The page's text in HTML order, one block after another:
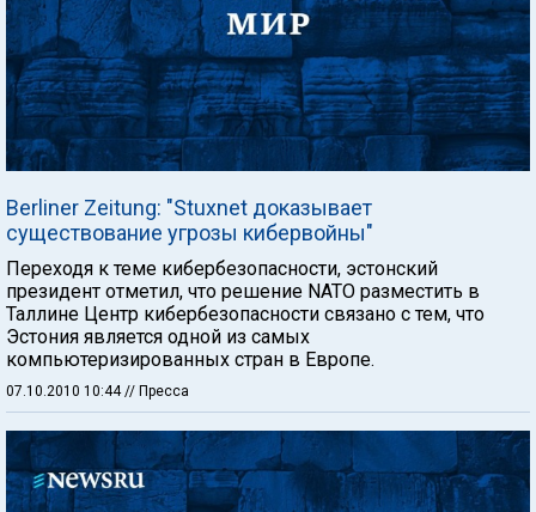
Berliner Zeitung: "Stuxnet доказывает
существование угрозы кибервойны"
Переходя к теме кибербезопасности, эстонский
президент отметил, что решение NАТО разместить в
Таллине Центр кибербезопасности связано с тем, что
Эстония является одной из самых
компьютеризированных стран в Европе.
07.10.2010 10:44// Пресса